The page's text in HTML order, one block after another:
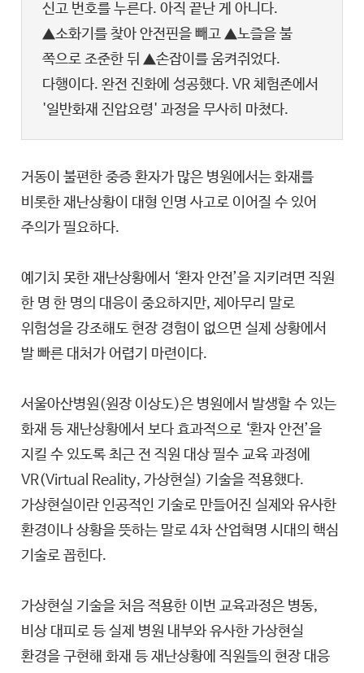
신고 번호를 누른다. 아직 끝난 게 아니다.
▲소화기를 찾아 안전핀을 빼고 ▲노즐을 불
쪽으로 조준한 뒤 ▲손잡이를 움켜쥐었다.
다행이다. 완전 진화에 성공했다. VR 체험존에서
'일반화재 진압요령' 과정을 무사히 마쳤다.
거동이 불편한 중증 환자가 많은 병원에서는 화재를
비롯한 재난상황이 대형 인명 사고로 이어질 수 있어
주의가 필요하다.
예기치 못한 재난상황에서 ‘환자 안전’을 지키려면 직원
한 명 한 명의 대응이 중요하지만, 제아무리 말로
위험성을 강조해도 현장 경험이 없으면 실제 상황에서
발 빠른 대처가 어렵기 마련이다.
서울아산병원(원장 이상도)은 병원에서 발생할 수 있는
화재 등 재난상황에서 보다 효과적으로 ‘환자 안전’을
지킬 수 있도록 최근 전 직원 대상 필수 교육 과정에
VR(Virtual Reality, 가상현실) 기술을 적용했다.
가상현실이란 인공적인 기술로 만들어진 실제와 유사한
환경이나 상황을 뜻하는 말로 4차 산업혁명 시대의 핵심
기술로 꼽힌다.
가상현실 기술을 처음 적용한 이번 교육과정은 병동,
비상 대피로 등 실제 병원 내부와 유사한 가상현실
환경을 구현해 화재 등 재난상황에 직원들의 현장 대응